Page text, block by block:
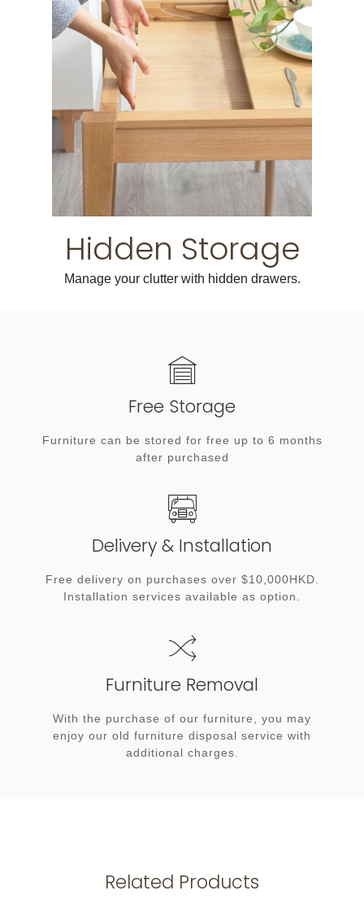
Hidden Storage
Manage your clutter with hidden drawers.
Free Storage
Furniture can be stored for free up to 6 months
after purchased
Delivery & Installation
Free delivery on purchases over $10,000HKD.
Installation services available as option.
Furniture Removal
With the purchase of our furniture, you may
enjoy our old furniture disposal service with
additional charges.
Related Products